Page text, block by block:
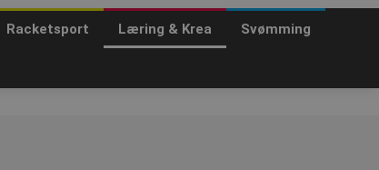
Racketsport Læring & Krea Svømming